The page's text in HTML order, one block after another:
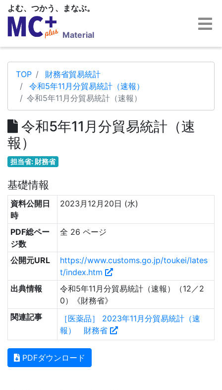
よむ、つかう、まなぶ。
Material
TOP
財務省貿易統計
令和5年11月分貿易統計（速報）
令和5年11月分貿易統計（速報）
令和5年11月分貿易統計（速
報）
担当省: 財務省
基礎情報
資料公開日
時
2023月12月20日 (水)
PDF総ペー
ジ数
全 26 ページ
公開元URL
https://www.customs.go.jp/toukei/lates
t/index.htm
出典情報
令和5年11月分貿易統計（速報）（12／2
0）《財務省》
関連記事
［医薬品］ 2023年11月分貿易統計（速
報） 財務省
PDFダウンロード